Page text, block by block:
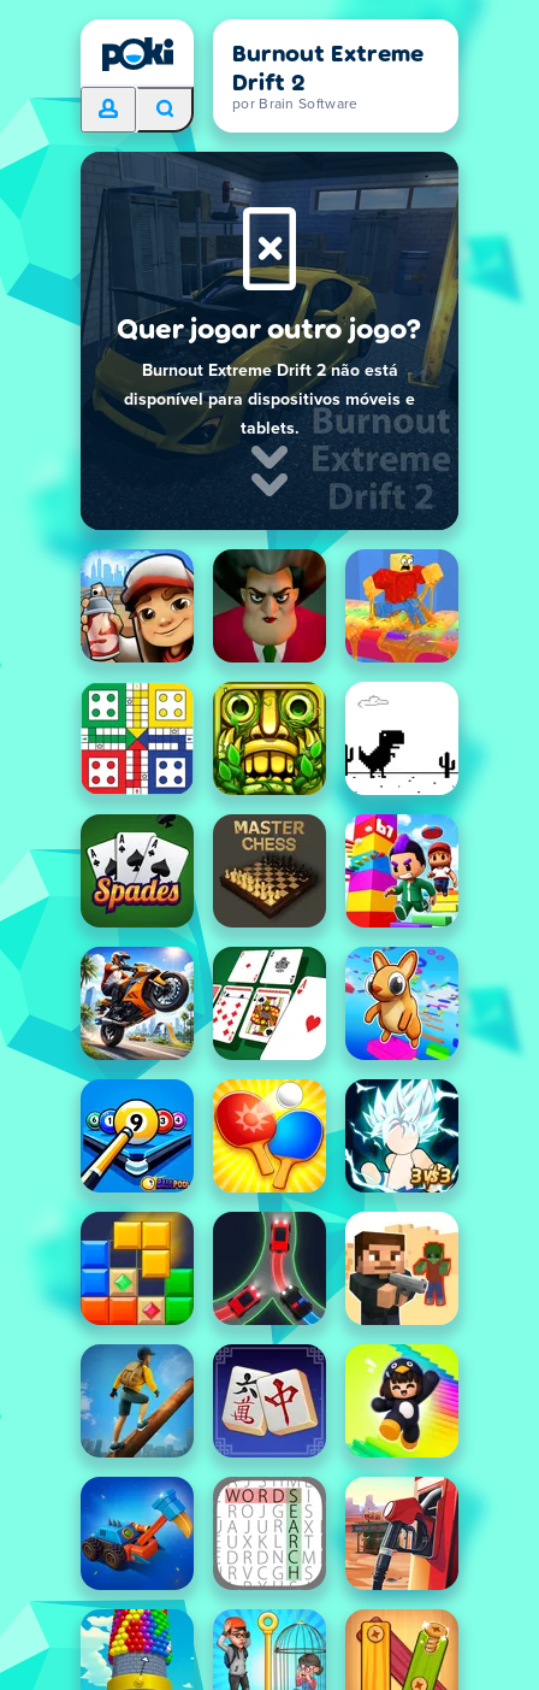
Burnout Extreme
Drift 2
por Brain Software
Quer jogar outro jogo?
Burnout Extreme Drift 2 não está
disponível para dispositivos móveis e
tablets.